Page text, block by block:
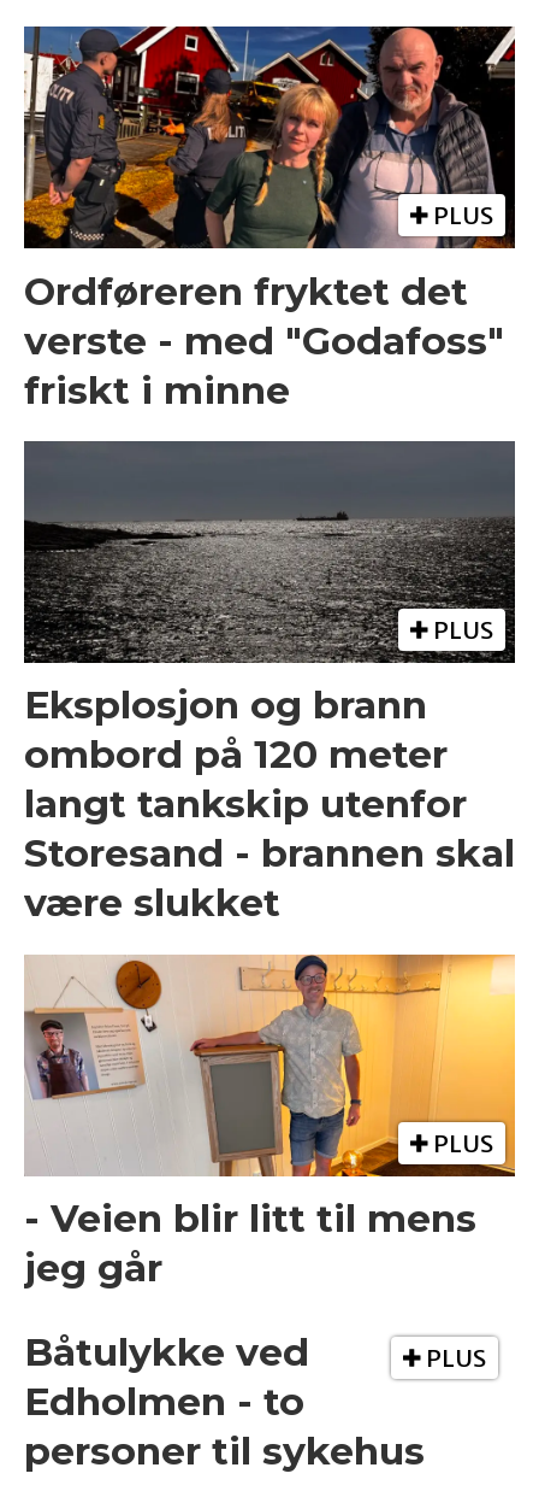
PLUS
Ordføreren fryktet det
verste - med "Godafoss"
friskt i minne
PLUS
Eksplosjon og brann
ombord på 120 meter
langt tankskip utenfor
Storesand - brannen skal
være slukket
PLUS
- Veien blir litt til mens
jeg går
PLUS
Båtulykke ved
Edholmen - to
personer til sykehus